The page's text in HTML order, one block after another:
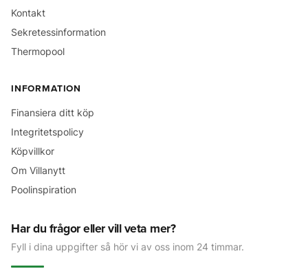
Kontakt
Sekretessinformation
Thermopool
INFORMATION
Finansiera ditt köp
Integritetspolicy
Köpvillkor
Om Villanytt
Poolinspiration
Har du frågor eller vill veta mer?
Fyll i dina uppgifter så hör vi av oss inom 24 timmar.